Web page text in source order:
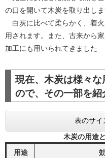
の口を開いて木炭を取り出しま
白炭に比べて柔らかく、着
用されます。また、古来から
加工にも用いられてきました
現在、木炭は様々
ので、その一部を紹
表のサイ
木炭の用途
用途